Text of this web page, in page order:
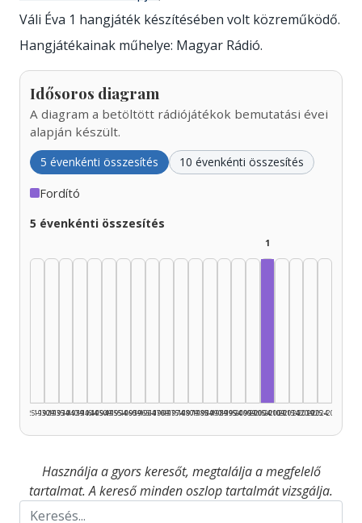
Váli Éva 1 hangjáték készítésében volt közreműködő.
Hangjátékainak műhelye: Magyar Rádió.
Idősoros diagram
A diagram a betöltött rádiójátékok bemutatási évei
alapján készült.
5 évenkénti összesítés 10 évenkénti összesítés
Fordító
5 évenkénti összesítés
1925–1929
1930–1934
1935–1939
1940–1944
1945–1949
1950–1954
1955–1959
1960–1964
1965–1969
1970–1974
1975–1979
1980–1984
1985–1989
1990–1994
1995–1999
2000–2004
1
2005–2009
2010–2014
2015–2019
2020–2024
2025–2026
Használja a gyors keresőt, megtalálja a megfelelő
tartalmat. A kereső minden oszlop tartalmát vizsgálja.